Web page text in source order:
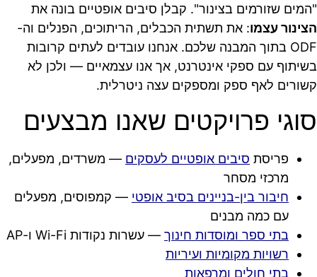
"המים שזורמים בצינור". קבלן סיבים אופטיים בונה את
הצינור עצמו: את תשתית הכבלים, הריתוכים, הפנלים וה-
ODF בתוך המבנה שלכם. אנחנו עובדים לעתים קרובות
בשיתוף עם ספקי אינטרנט, אך אנו עצמאיים — ולכן לא
קשורים לאף ספק ומספקים עצה ניטרלית.
סוגי פרויקטים שאנו מבצעים
פריסת סיבים אופטיים לעסקים — משרדים, מפעלים,
מרכזי מסחר
חיבור בין-בניינים בסיב אופטי — קמפוסים, מפעלים
עם כמה מבנים
בתי ספר ומוסדות חינוך — עשרות נקודות Wi-Fi ו-AP
רשויות מקומיות ועיריות
בתי חולים ומרפאות